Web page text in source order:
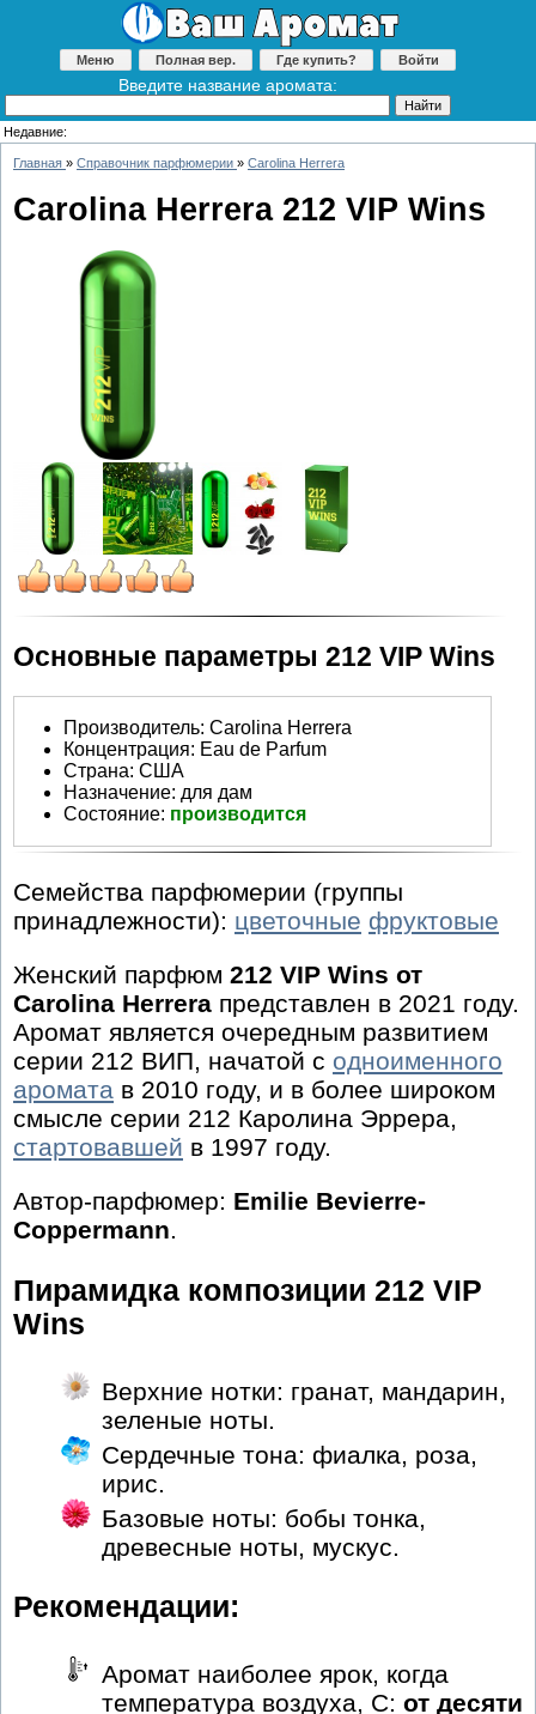
Меню Полная вер. Где купить? Войти
Введите название аромата:
Недавние:
Главная » Справочник парфюмерии » Carolina Herrera
Carolina Herrera 212 VIP Wins
Основные параметры 212 VIP Wins
Производитель: Carolina Herrera
Концентрация: Eau de Parfum
Страна: США
Назначение: для дам
Состояние: производится
Семейства парфюмерии (группы
принадлежности): цветочные фруктовые
Женский парфюм 212 VIP Wins от
Carolina Herrera представлен в 2021 году.
Аромат является очередным развитием
серии 212 ВИП, начатой с одноименного
аромата в 2010 году, и в более широком
смысле серии 212 Каролина Эррера,
стартовавшей в 1997 году.
Автор-парфюмер: Emilie Bevierre-
Coppermann.
Пирамидка композиции 212 VIP
Wins
Верхние нотки: гранат, мандарин,
зеленые ноты.
Сердечные тона: фиалка, роза,
ирис.
Базовые ноты: бобы тонка,
древесные ноты, мускус.
Рекомендации:
Аромат наиболее ярок, когда
температура воздуха, С: от десяти